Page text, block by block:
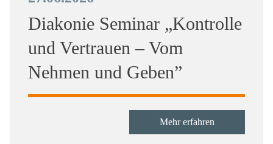
Diakonie Seminar „Kontrolle
und Vertrauen – Vom
Nehmen und Geben”
Mehr erfahren